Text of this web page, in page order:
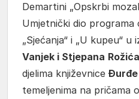
Demartini „Opskrbi
Umjetnički dio programa
„Sjećanja“ i „U kupeu“ u
Vanjek i Stjepana
djelima književnice Đurđe
temeljenima na pričama